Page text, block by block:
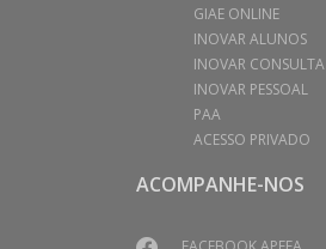
GIAE ONLINE
INOVAR ALUNOS
INOVAR CONSULTA
INOVAR PESSOAL
PAA
ACESSO PRIVADO
ACOMPANHE-NOS